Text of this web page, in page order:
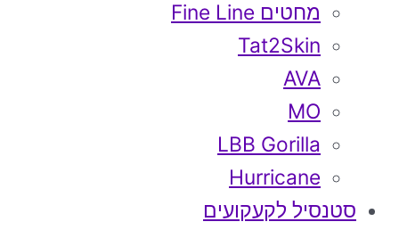
מחטים Fine Line
Tat2Skin
AVA
MO
LBB Gorilla
Hurricane
סטנסיל לקעקועים